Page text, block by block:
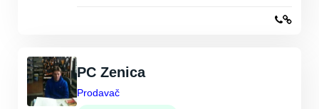
PC Zenica
Prodavač